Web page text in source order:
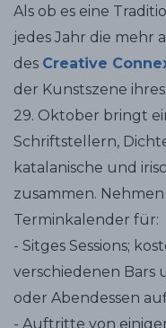
Als ob es eine
jedes Jahr die mehr
des Creative
der Kunstszene
29. Oktober bringt
Schriftstellern,
katalanische und
zusammen.
Terminkalender für:
- Sitges Sessions;
verschiedenen Bars
oder Abendessen
- Auftritte von